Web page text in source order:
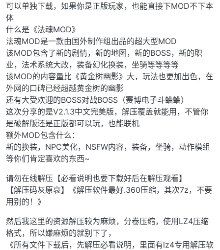
可以单独下载，如果你是正版玩家，也能直接下MOD不下本
体
什么是《法魂MOD》
法魂MOD是一款由国外制作组出品的超大型MOD
该MOD包含了新的剧情，新的地图，新的BOSS，新的职
业，法术系统大改，装备幻化换装，坐骑等等等等
该MOD的内容量比《黄金树幽影》大，玩法也更加出色，在
外网的口碑已经超越黄金树的幽影
还有大受欢迎的BOSS对战BOSS（赛博电子斗蛐蛐）
这次分享的是V2.1.3中文完美版，解压覆盖就能用，不管你
是破解版还是正版都可以玩，也能联机
额外MOD包含什么：
新的换装，NPC美化，NSFW内容，装备，坐骑，动作模组
等你们肯定喜欢的东西~
请勿在线解压【必看说明也要下载好后在解压观看】
【解压码灰原哀】《解压软件最好.360压缩，其次7z，不要
用别的！》
然后我这里的资源解压较为麻烦，分卷压缩，使用LZ4压缩
格式，所以嫌麻烦的就别下了，
《所有文件下载后，先解压必看说明，里面有lz4专用解压软